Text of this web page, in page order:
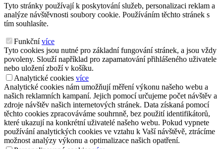
Tyto stránky používají k poskytování služeb, personalizaci reklam a
analýze návštěvnosti soubory cookie. Používáním těchto stránek s
tím souhlasíte.
Funkční více
Tyto cookies jsou nutné pro základní fungování stránek, a jsou vždy
povoleny. Slouží například pro zapamatování přihlášeného uživatele
nebo uložení zboží v košíku.
Analytické cookies více
Analytické cookies nám umožňují měření výkonu našeho webu a
našich reklamních kampaní. Jejich pomocí určujeme počet návštěv a
zdroje návštěv našich internetových stránek. Data získaná pomocí
těchto cookies zpracováváme souhrnně, bez použití identifikátorů,
které ukazují na konkrétní uživatelé našeho webu. Pokud vypnete
používání analytických cookies ve vztahu k Vaší návštěvě, ztrácíme
možnost analýzy výkonu a optimalizace našich opatření.